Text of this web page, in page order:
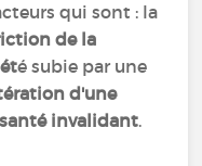
qui sont : la
de la
é subie par une
d'une
invalidant.